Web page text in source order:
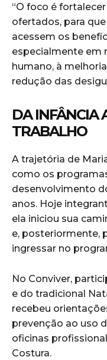
“O foco é
ofertados, para
acessem os
especialmente em
humano, à
redução das
DA INFÂNCIA
TRABALHO
A trajetória de
como os
desenvolvimento
anos. Hoje
ela iniciou sua
e, posteriormente,
ingressar no
No Conviver,
e do tradicional
recebeu
prevenção ao uso
oficinas
Costura.